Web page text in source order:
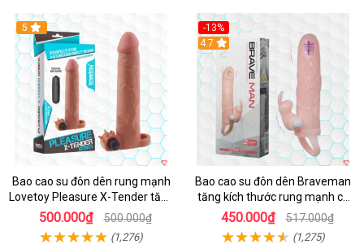
Hot
5
Bao cao su đôn dên rung mạnh
Lovetoy Pleasure X-Tender tăng
kích cỡ, siêu sướng
500.000₫ 500.000₫
(1,276)
-13%
Hot
4.7
Bao cao su đôn dên Braveman
tăng kích thước rung mạnh có
quai đeo hấp dẫn
450.000₫ 517.000₫
(1,275)